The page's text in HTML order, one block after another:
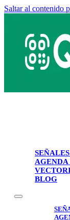
Saltar al contenido
BLOG